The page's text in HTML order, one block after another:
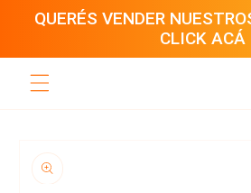
QUERÉS VENDER
CLICK ACÁ
directamente
a la
información